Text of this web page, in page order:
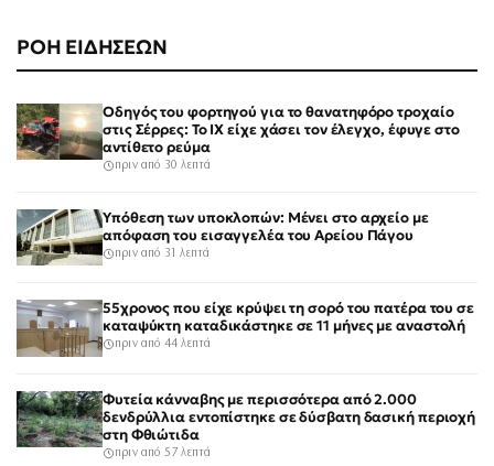
ΡΟΗ ΕΙΔΗΣΕΩΝ
Οδηγός του φορτηγού για το θανατηφόρο τροχαίο
στις Σέρρες: Το ΙΧ είχε χάσει τον έλεγχο, έφυγε στο
αντίθετο ρεύμα
πριν από 30 λεπτά
Υπόθεση των υποκλοπών: Μένει στο αρχείο με
απόφαση του εισαγγελέα του Αρείου Πάγου
πριν από 31 λεπτά
55χρονος που είχε κρύψει τη σορό του πατέρα του σε
καταψύκτη καταδικάστηκε σε 11 μήνες με αναστολή
πριν από 44 λεπτά
Φυτεία κάνναβης με περισσότερα από 2.000
δενδρύλλια εντοπίστηκε σε δύσβατη δασική περιοχή
στη Φθιώτιδα
πριν από 57 λεπτά